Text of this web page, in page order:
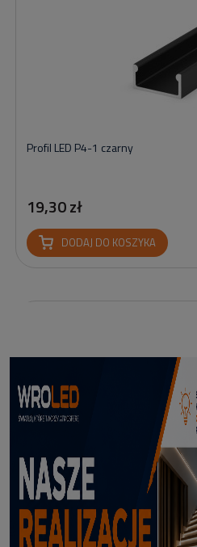
Profil LED P4-1 czarny
19,30 zł
DODAJ DO KOSZYKA
Profil led Profil LED P6-2 ½ biały 3m